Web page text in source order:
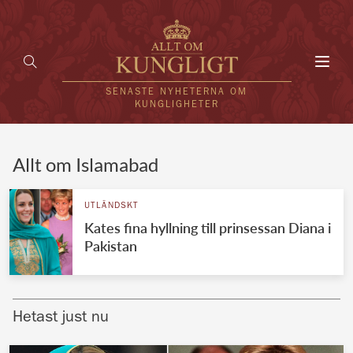
SENASTE NYHETERNA OM
KUNGLIGHETER
UTLÄNDSKT
VÄRLDENS KUNGAHUS
Brittiska kungahuset
Allt om Islamabad
UTLÄNDSKT
Kates fina hyllning till prinsessan Diana i
Pakistan
Hetast just nu